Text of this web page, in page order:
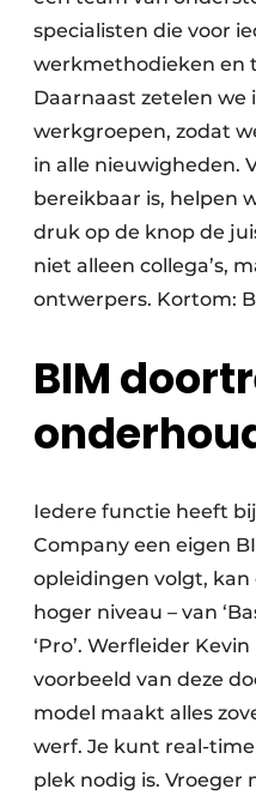
specialisten die voor
werkmethodieken en
Daarnaast zetelen we
werkgroepen, zodat
in alle nieuwigheden.
bereikbaar is, helpen
druk op de knop de
niet alleen collega’s,
ontwerpers. Kortom:
BIM
Iedere functie heeft
Company een eigen
opleidingen volgt,
hoger niveau – van
‘Pro’. Werfleider
voorbeeld van deze
model maakt alles
werf. Je kunt real-
plek nodig is. Vroeger